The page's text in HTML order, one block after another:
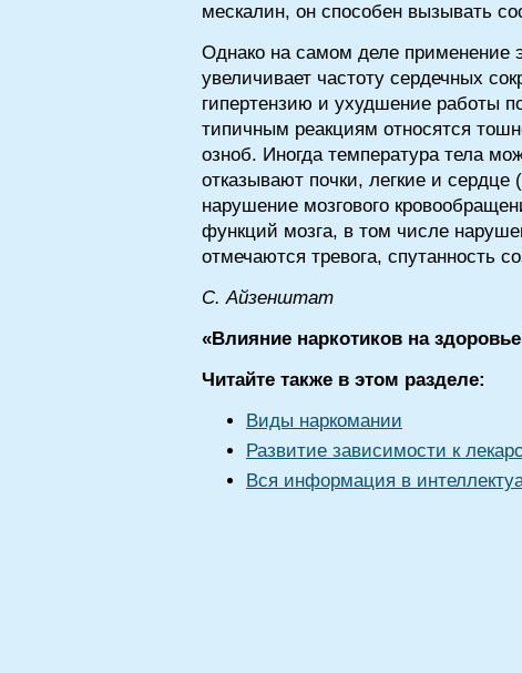
мескалин, он способен вызывать
Однако на самом деле применение
увеличивает частоту сердечных
гипертензию и ухудшение работы
типичным реакциям относятся
озноб. Иногда температура тела
отказывают почки, легкие и
нарушение мозгового
функций мозга, в том числе
отмечаются тревога, спутанность
С. Айзенштат
«Влияние наркотиков на
Читайте также в этом разделе:
Виды наркомании
Развитие зависимости к
Вся информация в